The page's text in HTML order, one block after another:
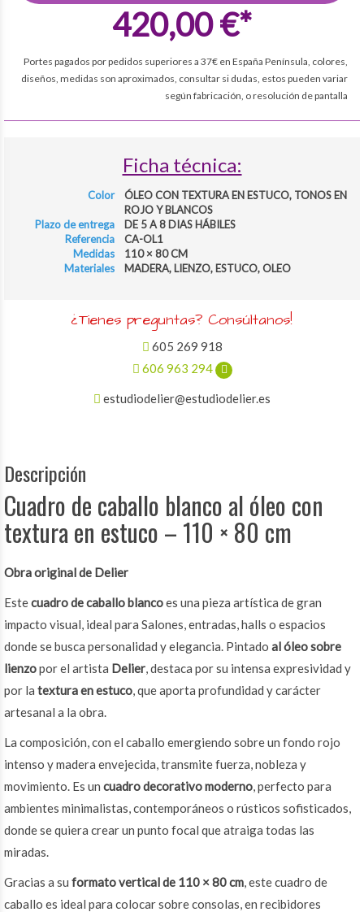
420,00 €*
Portes pagados por pedidos superiores a 37€ en España Península, colores,
diseños, medidas son aproximados, consultar si dudas, estos pueden variar
según fabricación, o resolución de pantalla
Ficha técnica:
Color
ÓLEO CON TEXTURA EN ESTUCO, TONOS EN
ROJO Y BLANCOS
Plazo de entrega
DE 5 A 8 DIAS HÁBILES
Referencia
CA-OL1
Medidas
110 × 80 CM
Materiales
MADERA, LIENZO, ESTUCO, OLEO
¿Tienes preguntas? Consúltanos!
605 269 918
606 963 294
estudiodelier@estudiodelier.es
Descripción
Cuadro de caballo blanco al óleo con
textura en estuco – 110 × 80 cm
Obra original de Delier
Estecuadro de caballo blancoes una pieza artística de gran
impacto visual, ideal para Salones, entradas, halls o espacios
donde se busca personalidad y elegancia. Pintado al óleo sobre
lienzopor el artista Delier, destaca por su intensa expresividad y
por la textura en estuco, que aporta profundidad y carácter
artesanal a la obra.
La composición, con el caballo emergiendo sobre un fondo rojo
intenso y madera envejecida, transmite fuerza, nobleza y
movimiento. Es un cuadro decorativo moderno, perfecto para
ambientes minimalistas, contemporáneos o rústicos sofisticados,
donde se quiera crear un punto focal que atraiga todas las
miradas.
Gracias a su formato vertical de 110 × 80 cm, este cuadro de
caballo es ideal para colocar sobre consolas, en recibidores